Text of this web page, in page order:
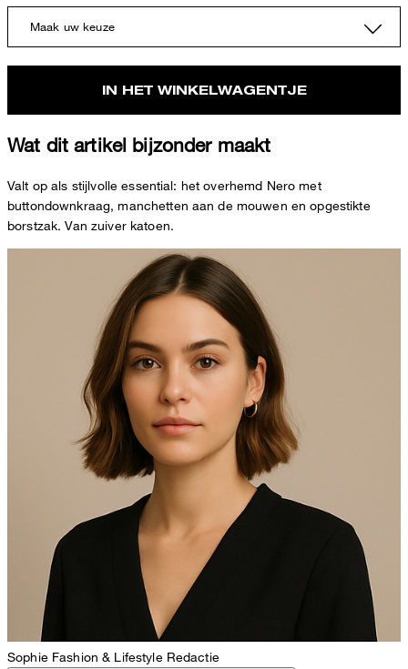
Maak uw keuze
IN HET WINKELWAGENTJE
Wat dit artikel bijzonder maakt
Valt op als stijlvolle essential: het overhemd Nero met
buttondownkraag, manchetten aan de mouwen en opgestikte
borstzak. Van zuiver katoen.
Sophie Fashion & Lifestyle Redactie